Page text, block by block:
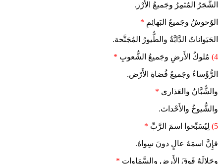
الشَّجَرُ المُثمِرُ وجَميعُ الأَرْز.
الوُحوشُ وجَميعُ البَهائِمِ *
الحَيَواناتُ الدَّابَّةُ والطُّيورُ المُجَنَّحة.
4) مُلوكُ الأَرضِ وجَميعُ الشُّعوبِ *
الرُّؤَساءُ وجَميعُ قُضاةِ الأَرْض.
والشُّبَّانُ والعَذارى *
والشُّيوخُ والأَحْداث.
5) لِيُسَبِّحوا اسمَ الرَّبِّ *
فإِنَّ اسمَهُ عالٍ دونَ سِواهُ.
وجَلالَهُ فَوقَ الأَرضِ والسَّمَاوات *